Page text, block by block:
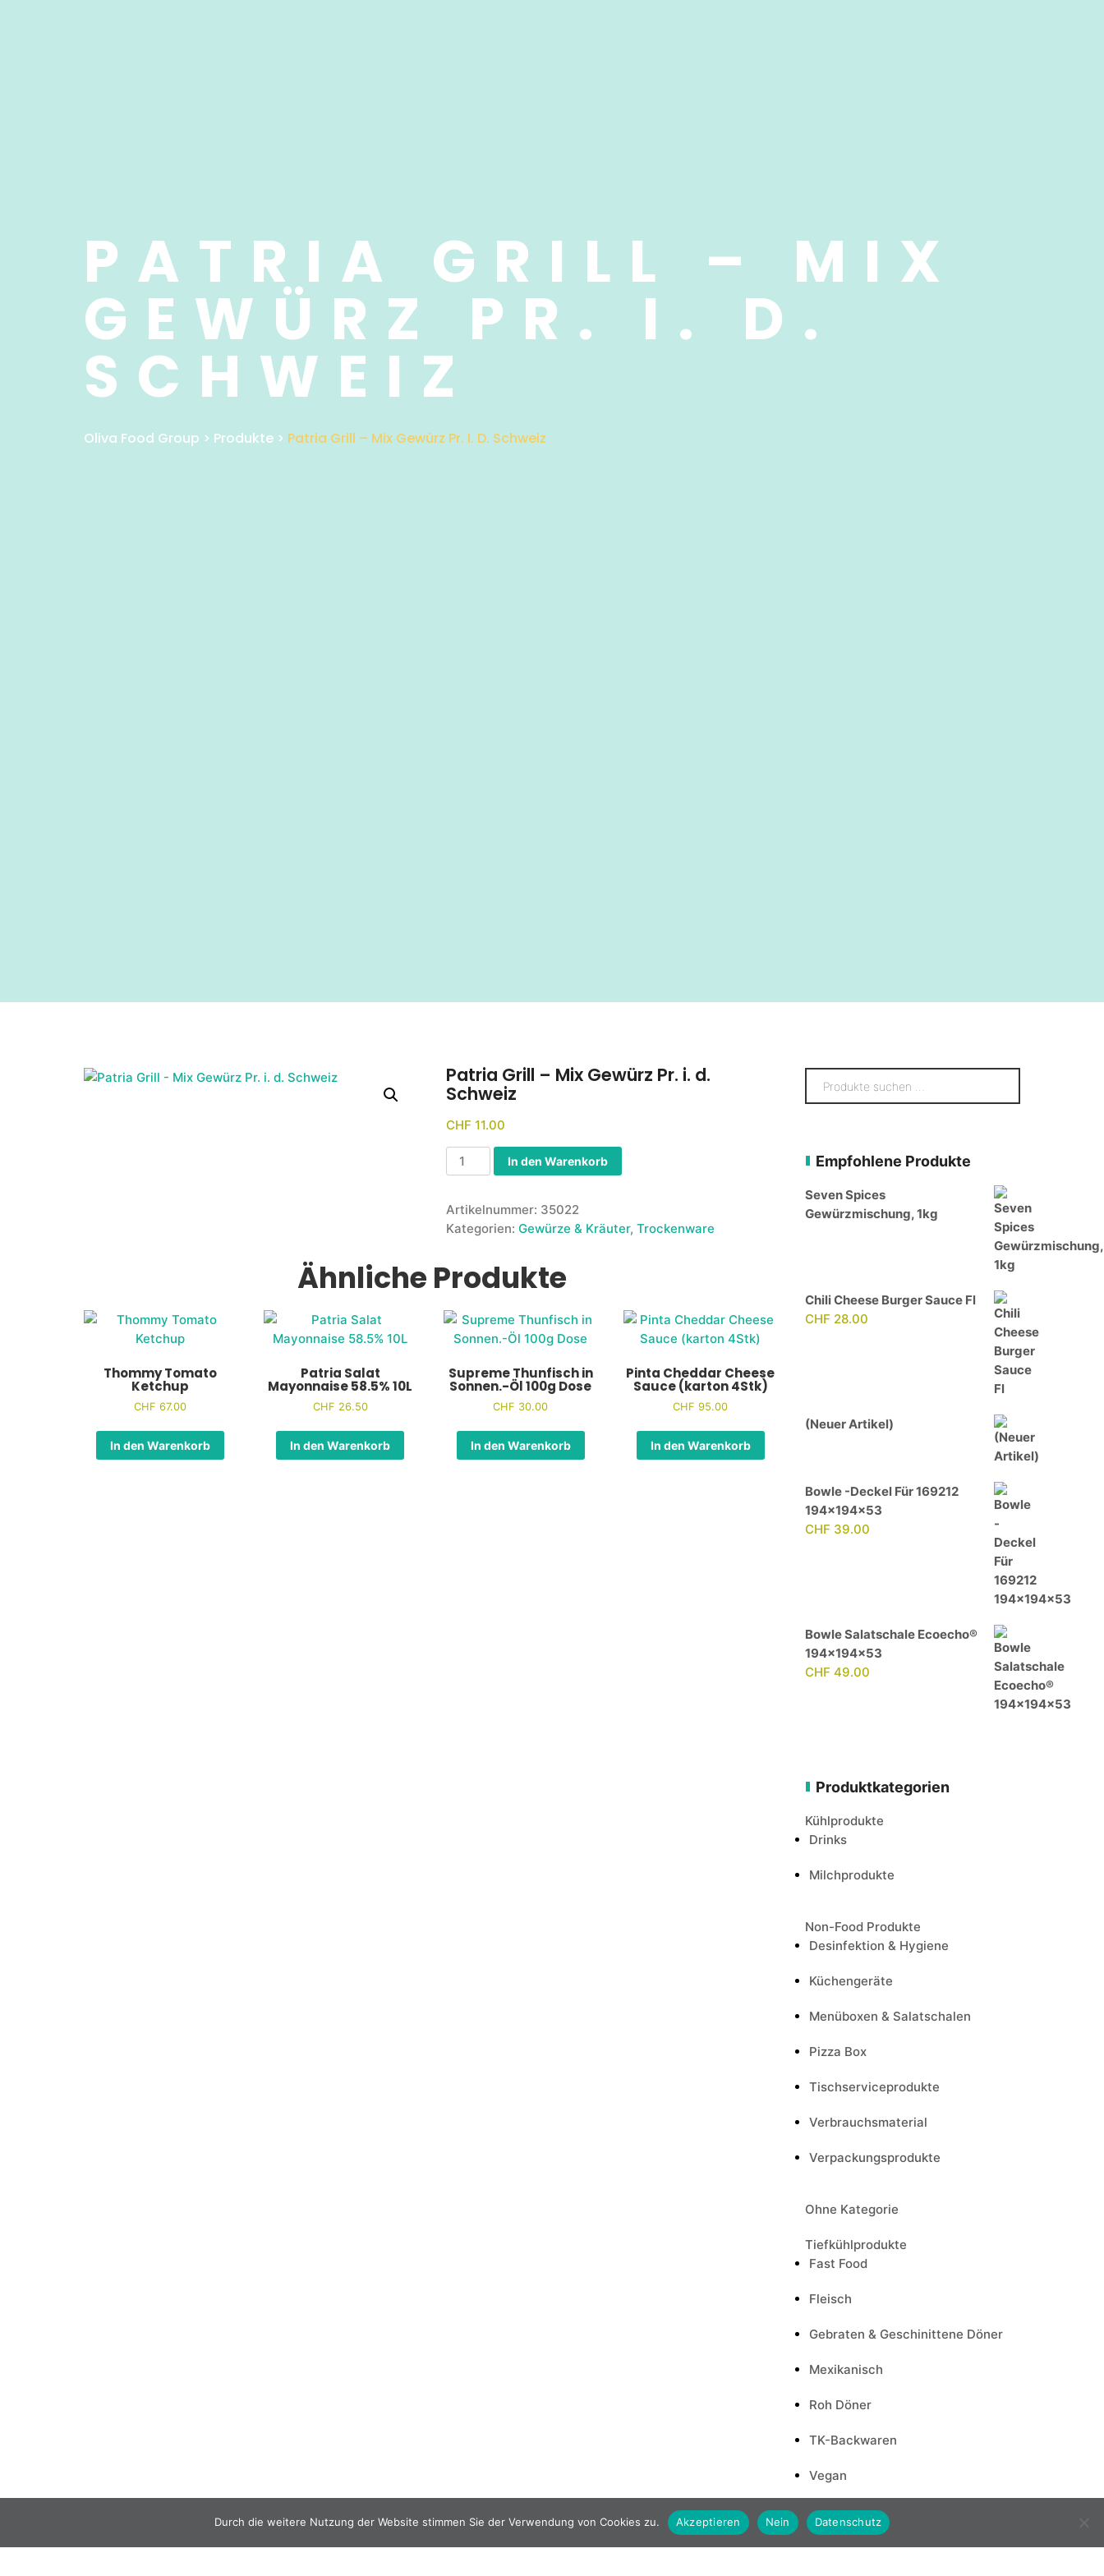
PATRIA GRILL – MIX
GEWÜRZ PR. I. D.
SCHWEIZ
Oliva Food Group > Produkte > Patria Grill – Mix Gewürz Pr. I. D. Schweiz
Patria Grill – Mix Gewürz Pr. i. d.
Schweiz
CHF 11.00
In den Warenkorb
Artikelnummer: 35022
Kategorien: Gewürze & Kräuter, Trockenware
Ähnliche Produkte
Thommy Tomato
Ketchup
CHF 67.00
In den Warenkorb
Patria Salat
Mayonnaise 58.5% 10L
CHF 26.50
In den Warenkorb
Supreme Thunfisch in
Sonnen.-Öl 100g Dose
CHF 30.00
In den Warenkorb
Pinta Cheddar Cheese
Sauce (karton 4Stk)
CHF 95.00
In den Warenkorb
Empfohlene Produkte
Seven Spices
Gewürzmischung, 1kg
Chili Cheese Burger Sauce Fl
CHF 28.00
(Neuer Artikel)
Bowle -Deckel Für 169212
194x194x53
CHF 39.00
Bowle Salatschale Ecoecho®
194x194x53
CHF 49.00
Produktkategorien
Kühlprodukte
Drinks
Milchprodukte
Non-Food Produkte
Desinfektion & Hygiene
Küchengeräte
Menüboxen & Salatschalen
Pizza Box
Tischserviceprodukte
Verbrauchsmaterial
Verpackungsprodukte
Ohne Kategorie
Tiefkühlprodukte
Fast Food
Fleisch
Gebraten & Geschinittene Döner
Mexikanisch
Roh Döner
TK-Backwaren
Vegan
Weitere TK-Produkte
Durch die weitere Nutzung der Website stimmen Sie der Verwendung von Cookies zu. Akzeptieren Nein Datenschutz